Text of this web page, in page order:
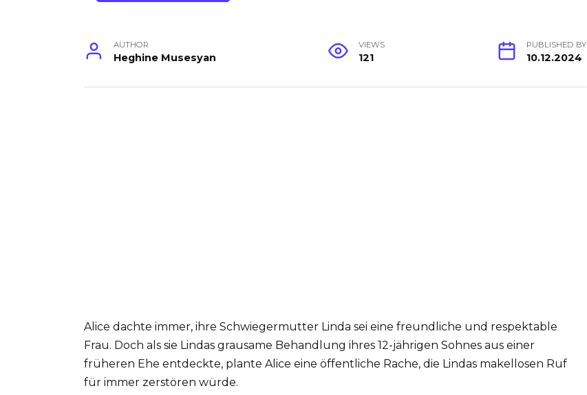
AUTHOR
Heghine Musesyan
VIEWS
121
PUBLISHED BY
10.12.2024
Alice dachte immer, ihre Schwiegermutter Linda sei eine freundliche und respektable
Frau. Doch als sie Lindas grausame Behandlung ihres 12-jährigen Sohnes aus einer
früheren Ehe entdeckte, plante Alice eine öffentliche Rache, die Lindas makellosen Ruf
für immer zerstören würde.